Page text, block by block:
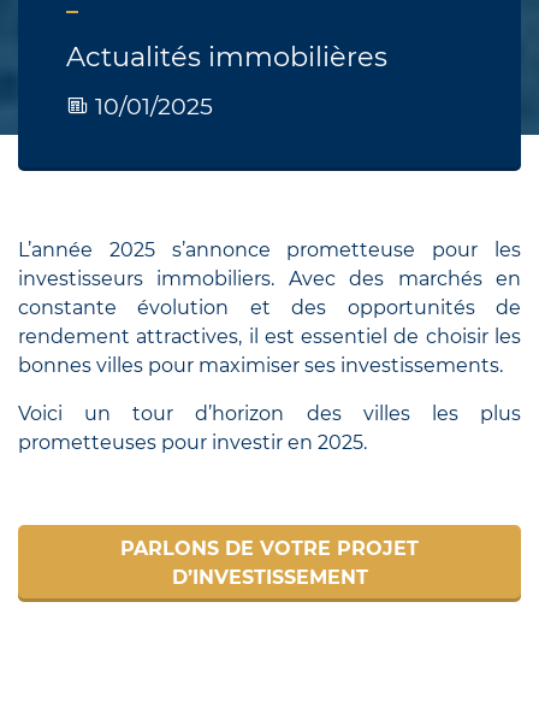
Actualités immobilières
10/01/2025
L’année 2025 s’annonce prometteuse pour les
investisseurs immobiliers. Avec des marchés en
constante évolution et des opportunités de
rendement attractives, il est essentiel de choisir les
bonnes villes pour maximiser ses investissements.
Voici un tour d’horizon des villes les plus
prometteuses pour investir en 2025.
PARLONS DE VOTRE PROJET
D’INVESTISSEMENT